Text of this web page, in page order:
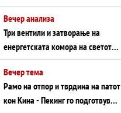
РУСКИОТ WILDBERRIES
Вечер анализа
Три вентили и затворање на
енергетската комора на светот:
Нападот во Суец најавува
глобален енергетски инфаркт?
Вечер тема
Рамо на отпор и тврдина на патот
кон Кина - Пекинг го подготвува